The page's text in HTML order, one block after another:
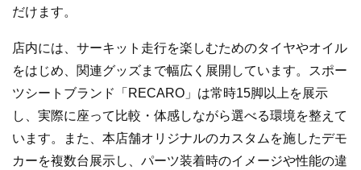
だけます。
店内には、サーキット走行を楽しむためのタイヤやオイル
をはじめ、関連グッズまで幅広く展開しています。スポー
ツシートブランド「RECARO」は常時15脚以上を展示
し、実際に座って比較・体感しながら選べる環境を整えて
います。また、本店舗オリジナルのカスタムを施したデモ
カーを複数台展示し、パーツ装着時のイメージや性能の違